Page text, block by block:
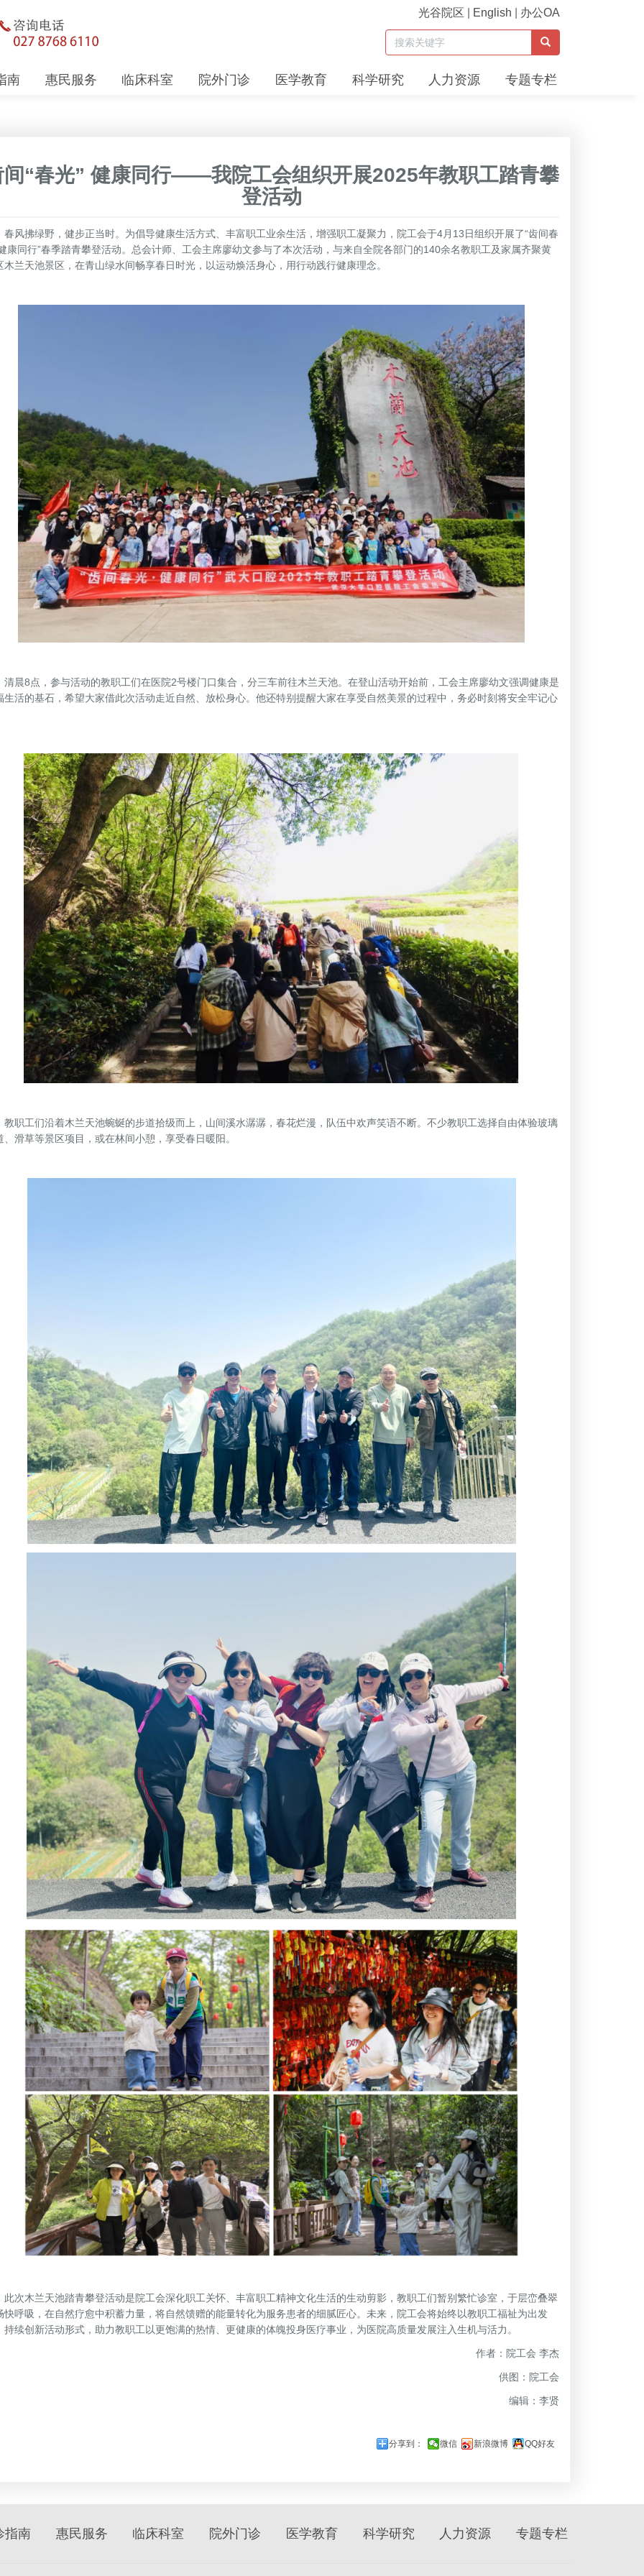
光谷院区 English 办公OA
南 惠民服务 临床科室 院外门诊 医学教育 科学研究 人力资源 专题专栏
间“春光” 健康同行——我院工会组织开展2025年教职工踏青攀
登活动
拂绿野，健步正当时。为倡导健康生活方式、丰富职工业余生活，增强职工凝聚力，院工会于4月13日组织开展了“齿间春
康同行”春季踏青攀登活动。总会计师、工会主席廖幼文参与了本次活动，与来自全院各部门的140余名教职工及家属齐聚黄
木兰天池景区，在青山绿水间畅享春日时光，以运动焕活身心，用行动践行健康理念。
8点，参与活动的教职工们在医院2号楼门口集合，分三车前往木兰天池。在登山活动开始前，工会主席廖幼文强调健康是
生活的基石，希望大家借此次活动走近自然、放松身心。他还特别提醒大家在享受自然美景的过程中，务必时刻将安全牢记心
工们沿着木兰天池蜿蜒的步道拾级而上，山间溪水潺潺，春花烂漫，队伍中欢声笑语不断。不少教职工选择自由体验玻璃
、滑草等景区项目，或在林间小憩，享受春日暖阳。
木兰天池踏青攀登活动是院工会深化职工关怀、丰富职工精神文化生活的生动剪影，教职工们暂别繁忙诊室，于层峦叠翠
快呼吸，在自然疗愈中积蓄力量，将自然馈赠的能量转化为服务患者的细腻匠心。未来，院工会将始终以教职工福祉为出发
持续创新活动形式，助力教职工以更饱满的热情、更健康的体魄投身医疗事业，为医院高质量发展注入生机与活力。
作者：院工会 李杰
供图：院工会
编辑：李贤
分享到： 微信 新浪微博 QQ好友
指南 惠民服务 临床科室 院外门诊 医学教育 科学研究 人力资源 专题专栏